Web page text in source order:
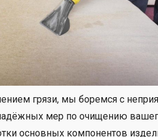
грязи, мы боремся с
мер по очищению
основных компонентов